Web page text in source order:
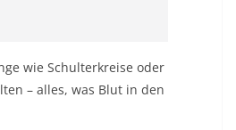
wie Schulterkreise oder
– alles, was Blut in den